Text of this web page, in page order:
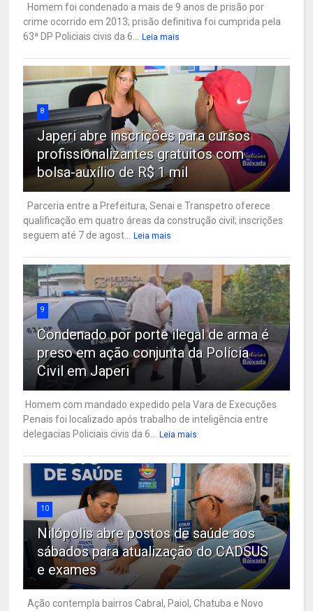
Homem foi condenado a mais de 9 anos de prisão por
crime ocorrido em 2013; prisão definitiva foi cumprida pela
63ª DP Policiais civis da 6...
Leia mais
8
Japeri abre inscrições para cursos
profissionalizantes gratuitos com
bolsa-auxílio de R$ 1 mil
Parceria entre a Prefeitura, Senai e Transpetro oferece
qualificação em quatro áreas da construção civil; inscrições
seguem até 7 de agost...
Leia mais
9
Condenado por porte ilegal de arma é
preso em ação conjunta da Polícia
Civil em Japeri
Homem com mandado expedido pela Vara de Execuções
Penais foi localizado após trabalho de inteligência entre
delegacias Policiais civis da 6...
Leia mais
10
Nilópolis abre postos de saúde aos
sábados para atualização do CADSUS
e exames
Ação contempla bairros Cabral, Paiol, Chatuba e Novo